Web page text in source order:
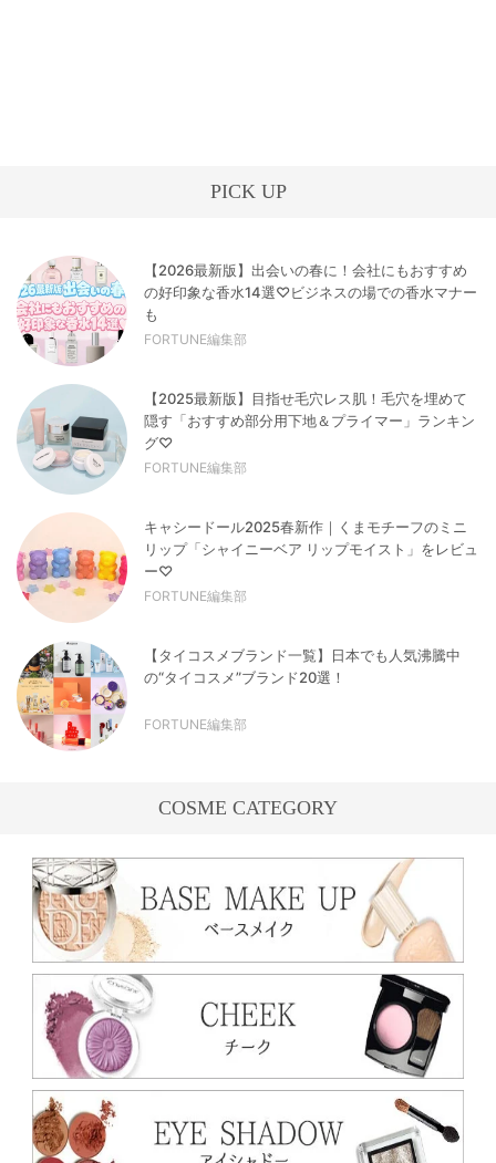
PICK UP
【2026最新版】出会いの春に！会社にもおすすめ
の好印象な香水14選♡ビジネスの場での香水マナー
も
FORTUNE編集部
【2025最新版】目指せ毛穴レス肌！毛穴を埋めて
隠す「おすすめ部分用下地＆プライマー」ランキン
グ♡
FORTUNE編集部
キャシードール2025春新作｜くまモチーフのミニ
リップ「シャイニーベア リップモイスト」をレビュ
ー♡
FORTUNE編集部
【タイコスメブランド一覧】日本でも人気沸騰中
の“タイコスメ”ブランド20選！
FORTUNE編集部
COSME CATEGORY